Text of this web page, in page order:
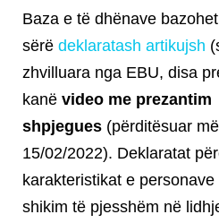
Baza e të dhënave
sërë deklaratash artikujsh
zhvilluara nga EBU, disa
kanë video me prezantim
shpjegues (përditësuar më
15/02/2022). Deklaratat
karakteristikat e
shikim të pjesshëm në